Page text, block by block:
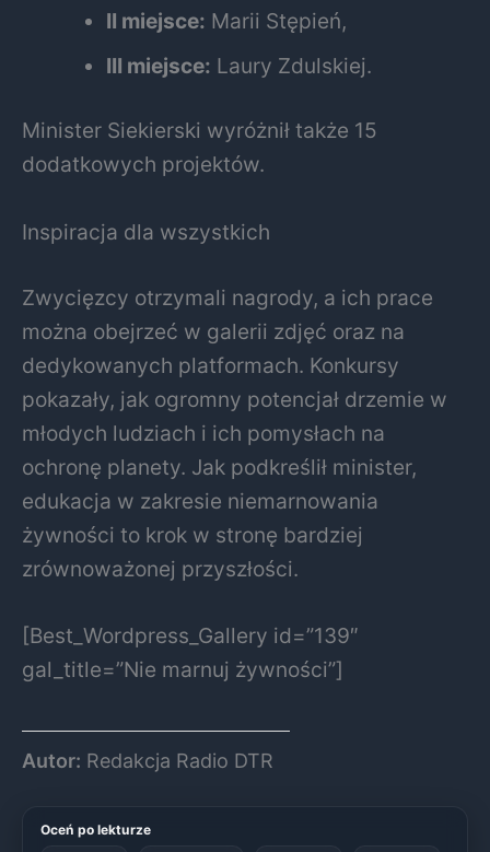
II miejsce: Marii Stępień,
III miejsce: Laury Zdulskiej.
Minister Siekierski wyróżnił także 15
dodatkowych projektów.
Inspiracja dla wszystkich
Zwycięzcy otrzymali nagrody, a ich prace
można obejrzeć w galerii zdjęć oraz na
dedykowanych platformach. Konkursy
pokazały, jak ogromny potencjał drzemie w
młodych ludziach i ich pomysłach na
ochronę planety. Jak podkreślił minister,
edukacja w zakresie niemarnowania
żywności to krok w stronę bardziej
zrównoważonej przyszłości.
[Best_Wordpress_Gallery id=”139″
gal_title=”Nie marnuj żywności”]
Autor: Redakcja Radio DTR
Oceń po lekturze